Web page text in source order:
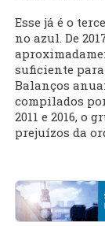
Esse já é o
no azul. De
suficiente
Balanços
compilados
2011 e 2016, o
prejuízos da